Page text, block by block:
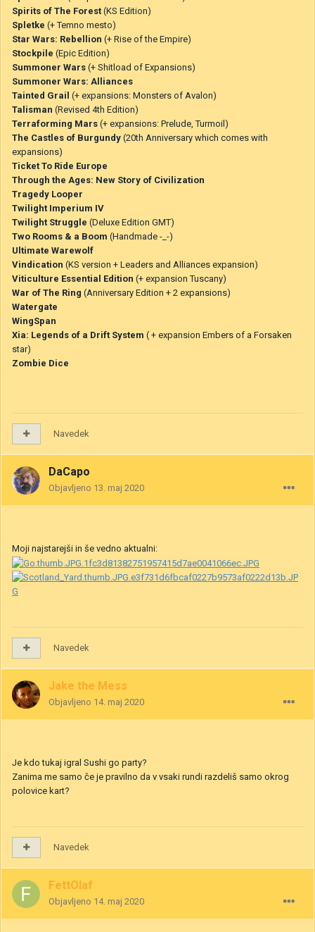
Spirits of The Forest (KS Edition)
Spletke (+ Temno mesto)
Star Wars: Rebellion (+ Rise of the Empire)
Stockpile (Epic Edition)
Summoner Wars (+ Shitload of Expansions)
Summoner Wars: Alliances
Tainted Grail (+ expansions: Monsters of Avalon)
Talisman (Revised 4th Edition)
Terraforming Mars (+ expansions: Prelude, Turmoil)
The Castles of Burgundy (20th Anniversary which comes with
expansions)
Ticket To Ride Europe
Through the Ages: New Story of Civilization
Tragedy Looper
Twilight Imperium IV
Twilight Struggle (Deluxe Edition GMT)
Two Rooms & a Boom (Handmade -_-)
Ultimate Warewolf
Vindication (KS version + Leaders and Alliances expansion)
Viticulture Essential Edition (+ expansion Tuscany)
War of The Ring (Anniversary Edition + 2 expansions)
Watergate
WingSpan
Xia: Legends of a Drift System ( + expansion Embers of a Forsaken
star)
Zombie Dice
Navedek
DaCapo
Objavljeno 13. maj 2020
Moji najstarejši in še vedno aktualni:
Navedek
Jake the Mess
Objavljeno 14. maj 2020
Je kdo tukaj igral Sushi go party?
Zanima me samo če je pravilno da v vsaki rundi razdeliš samo okrog
polovice kart?
Navedek
FettOlaf
Objavljeno 14. maj 2020